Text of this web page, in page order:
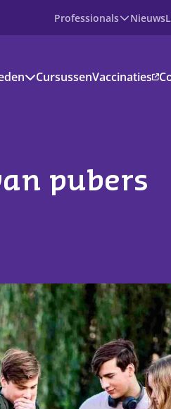
Professionals
Prenataal
Nieuws
CursussenVaccinaties
pubers